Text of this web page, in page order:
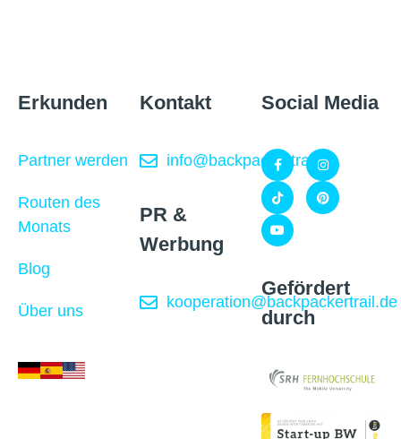
Erkunden
Partner werden
Routen des
Monats
Blog
Über uns
Kontakt
info@backpackertrail.de
PR &
Werbung
kooperation@backpackertrail.de
Social Media
Gefördert
durch